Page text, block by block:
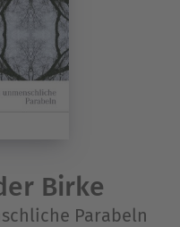
Birke
Parabeln